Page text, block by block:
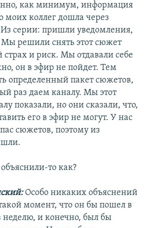
как минимум, информация
моих коллег дошла через
серии: пришли уведомления,
Мы решили снять этот сюжет
и риск. Мы отдавали себе
он в эфир не пойдет. Тем
определенный пакет сюжетов,
раз даем каналу. Мы этот
показали, но они сказали, что,
его в эфир не могут. У нас
сюжетов, поэтому из
то как?
Особо никаких объяснений
момент, что он бы пошел в
неделю, и конечно, был бы